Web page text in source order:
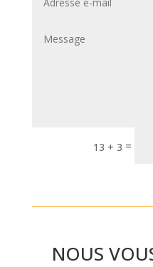
13 + 3 =
NOUS